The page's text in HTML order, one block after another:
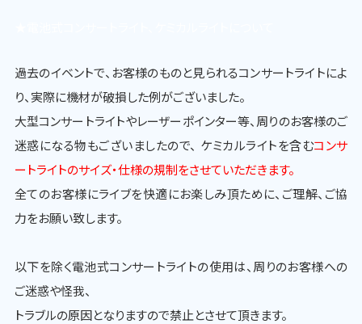
過去のイベントで、お客様のものと見られるコンサートライトによ
り、実際に機材が破損した例がございました。
大型コンサートライトやレーザーポインター等、周りのお客様のご
迷惑になる物もございましたので、 ケミカルライトを含むコンサ
ートライトのサイズ・仕様の規制をさせていただきます。
全てのお客様にライブを快適にお楽しみ頂ために、ご理解、ご協
力をお願い致します。
以下を除く電池式コンサートライトの使用は、周りのお客様への
ご迷惑や怪我、
トラブルの原因となりますので禁止とさせて頂きます。